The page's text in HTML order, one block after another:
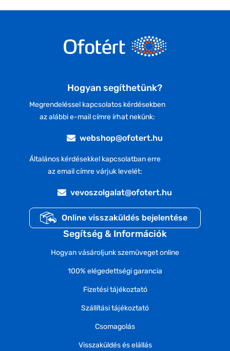
Hogyan segíthetünk?
Megrendeléssel kapcsolatos kérdésekben
az alábbi e-mail címre írhat nekünk:
webshop@ofotert.hu
Általános kérdésekkel kapcsolatban erre
az email címre várjuk levelét:
vevoszolgalat@ofotert.hu
Online visszaküldés bejelentése
Segítség & Információk
Hogyan vásároljunk szemüveget online
100% elégedettségi garancia
Fizetési tájékoztató
Szállítási tájékoztató
Csomagolás
Visszaküldés és elállás